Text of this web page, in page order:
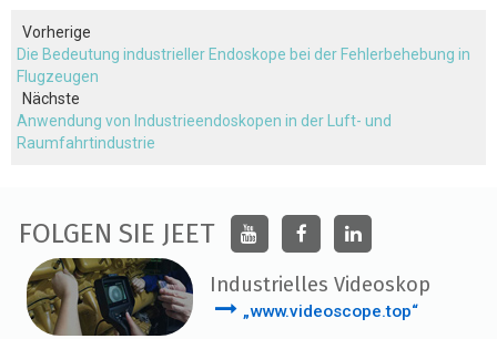
Vorherige
Die Bedeutung industrieller Endoskope bei der Fehlerbehebung in
Flugzeugen
Nächste
Anwendung von Industrieendoskopen in der Luft- und
Raumfahrtindustrie
FOLGEN SIE JEET
Industrielles Videoskop
„www.videoscope.top“